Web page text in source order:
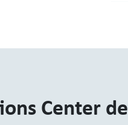
Center